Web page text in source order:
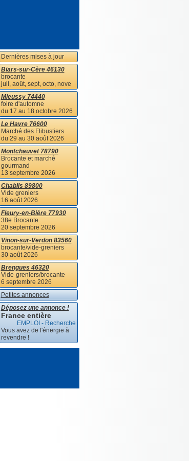
Dernières mises à jour
Biars-sur-Cère 46130
brocante
juil, août, sept, octo, nove
Mieussy 74440
foire d'automne
du 17 au 18 octobre 2026
Le Havre 76600
Marché des Flibustiers
du 29 au 30 août 2026
Montchauvet 78790
Brocante et marché
gourmand
13 septembre 2026
Chablis 89800
Vide greniers
16 août 2026
Fleury-en-Bière 77930
38e Brocante
20 septembre 2026
Vinon-sur-Verdon 83560
brocante/vide-greniers
30 août 2026
Brengues 46320
Vide-greniers/brocante
6 septembre 2026
Petites annonces
Déposez une annonce !
France entière
EMPLOI - Recherche
Vous avez de l'énergie à
revendre !